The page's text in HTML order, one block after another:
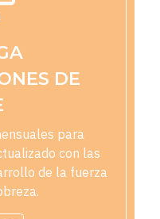
DE
para
con las
de la fuerza